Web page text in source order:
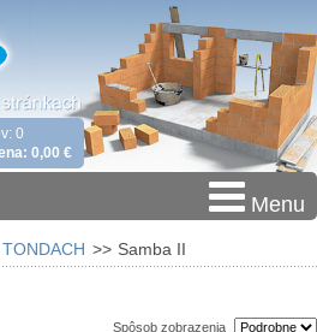
0
0,00 €
Menu
TONDACH >> Samba II
Spôsob zobrazenia